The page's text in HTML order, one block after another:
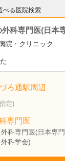
べる医院検索
科専門医(日本
院・クリニック
ろ通駅周辺
定)
専門医
外科専門医(日本専
外科学会)